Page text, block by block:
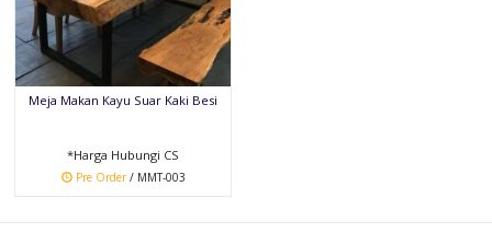
Meja Makan Kayu Suar Kaki Besi
*Harga Hubungi CS
Pre Order/ MMT-003